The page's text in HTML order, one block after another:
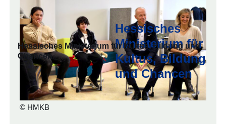
Hessisches
Ministerium für
Kultus, Bildung
und Chancen
© HMKB
Hessisches Ministerium für Kultus, Bildung und
Chancen